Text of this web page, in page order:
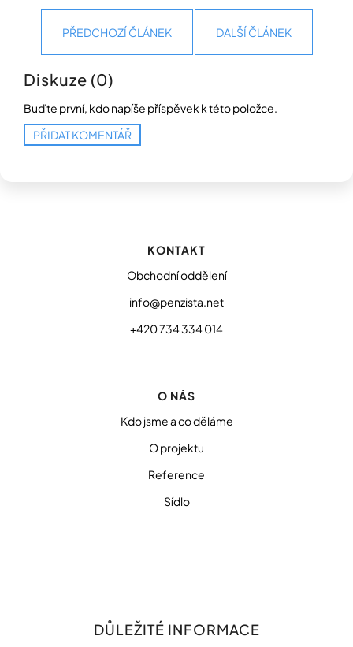
PŘEDCHOZÍ ČLÁNEK DALŠÍ ČLÁNEK
Diskuze (0)
Buďte první, kdo napíše příspěvek k této položce.
PŘIDAT KOMENTÁŘ
KONTAKT
Obchodní oddělení
info@penzista.net
+420 734 334 014
O NÁS
Kdo jsme a co děláme
O projektu
Reference
Sídlo
DŮLEŽITÉ INFORMACE